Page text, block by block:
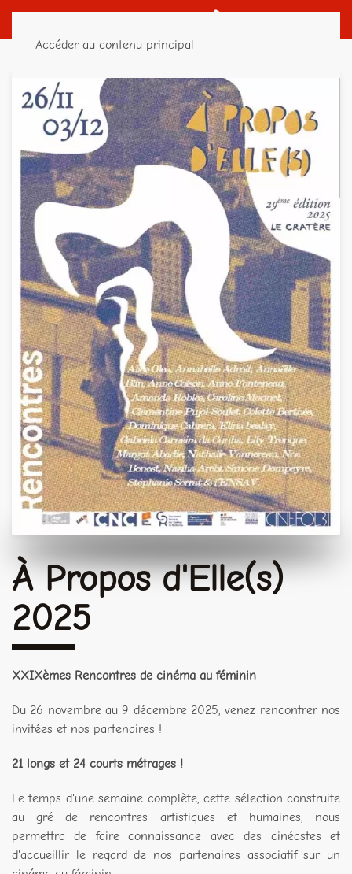
Accéder au contenu principal
À Propos d'Elle(s)
2025
XXIXèmes Rencontres de cinéma au féminin
Du 26 novembre au 9 décembre 2025, venez rencontrer nos
invitées et nos partenaires !
21 longs et 24 courts métrages !
Le temps d'une semaine complète, cette sélection construite
au gré de rencontres artistiques et humaines, nous
permettra de faire connaissance avec des cinéastes et
d'accueillir le regard de nos partenaires associatif sur un